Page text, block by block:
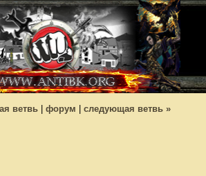
ветвь форум
следующая ветвь »